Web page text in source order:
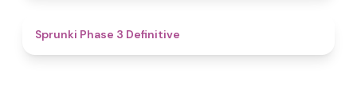
Sprunki Phase 3 Definitive